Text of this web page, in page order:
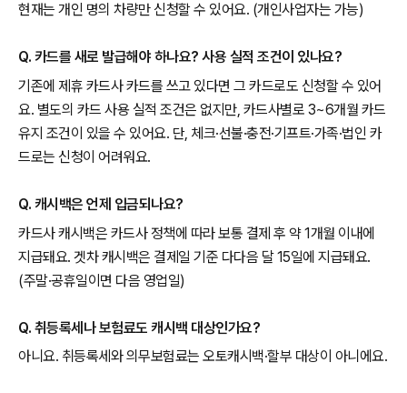
현재는 개인 명의 차량만 신청할 수 있어요. (개인사업자는 가능)
Q. 카드를 새로 발급해야 하나요? 사용 실적 조건이 있나요?
기존에 제휴 카드사 카드를 쓰고 있다면 그 카드로도 신청할 수 있어
요. 별도의 카드 사용 실적 조건은 없지만, 카드사별로 3~6개월 카드
유지 조건이 있을 수 있어요. 단, 체크·선불·충전·기프트·가족·법인 카
드로는 신청이 어려워요.
Q. 캐시백은 언제 입금되나요?
카드사 캐시백은 카드사 정책에 따라 보통 결제 후 약 1개월 이내에
지급돼요. 겟차 캐시백은 결제일 기준 다다음 달 15일에 지급돼요.
(주말·공휴일이면 다음 영업일)
Q. 취등록세나 보험료도 캐시백 대상인가요?
아니요. 취등록세와 의무보험료는 오토캐시백·할부 대상이 아니에요.